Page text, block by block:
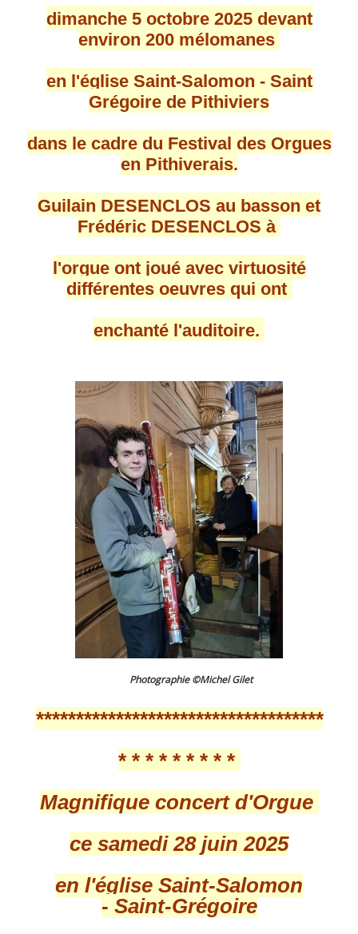
dimanche 5 octobre 2025 devant
environ 200 mélomanes
en l'église Saint-Salomon - Saint
Grégoire de Pithiviers
dans le cadre du Festival des Orgues
en Pithiverais.
Guilain DESENCLOS au basson et
Frédéric DESENCLOS à
l'orgue ont joué avec virtuosité
différentes oeuvres qui ont
enchanté l'auditoire.
Photographie ©Michel Gilet
************************************
* * * * * * * * *
Magnifique concert d'Orgue
ce samedi 28 juin 2025
en l'église Saint-Salomon
- Saint-Grégoire